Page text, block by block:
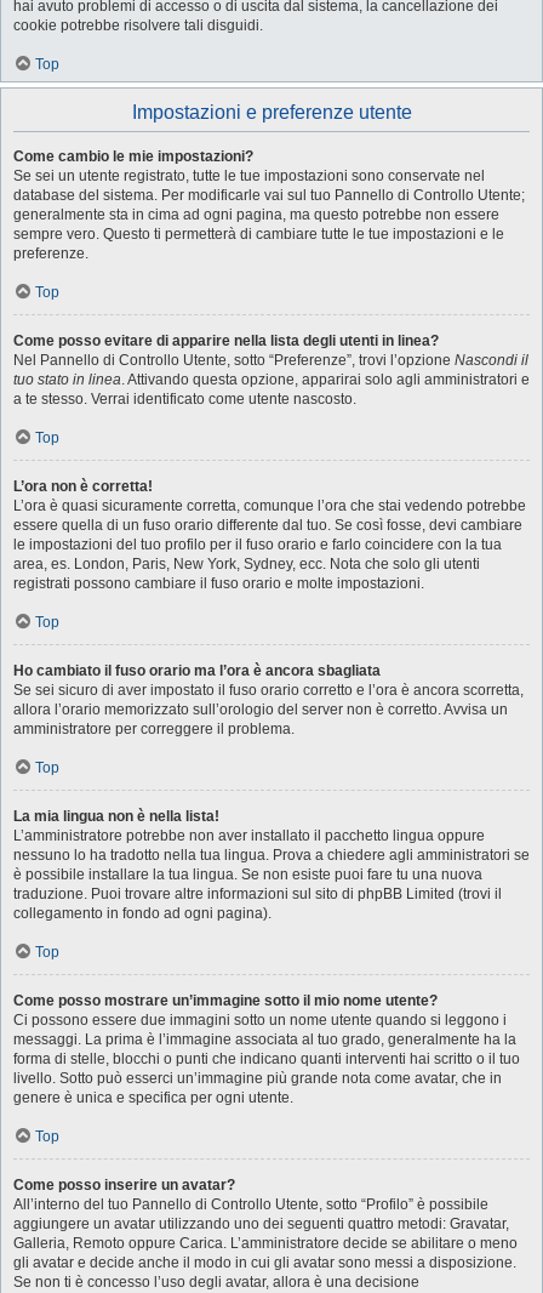
hai avuto problemi di accesso o di uscita dal sistema, la cancellazione dei
cookie potrebbe risolvere tali disguidi.
Top
Impostazioni e preferenze utente
Come cambio le mie impostazioni?
Se sei un utente registrato, tutte le tue impostazioni sono conservate nel
database del sistema. Per modificarle vai sul tuo Pannello di Controllo Utente;
generalmente sta in cima ad ogni pagina, ma questo potrebbe non essere
sempre vero. Questo ti permetterà di cambiare tutte le tue impostazioni e le
preferenze.
Top
Come posso evitare di apparire nella lista degli utenti in linea?
Nel Pannello di Controllo Utente, sotto “Preferenze”, trovi l’opzione Nascondi il
tuo stato in linea. Attivando questa opzione, apparirai solo agli amministratori e
a te stesso. Verrai identificato come utente nascosto.
Top
L’ora non è corretta!
L’ora è quasi sicuramente corretta, comunque l’ora che stai vedendo potrebbe
essere quella di un fuso orario differente dal tuo. Se così fosse, devi cambiare
le impostazioni del tuo profilo per il fuso orario e farlo coincidere con la tua
area, es. London, Paris, New York, Sydney, ecc. Nota che solo gli utenti
registrati possono cambiare il fuso orario e molte impostazioni.
Top
Ho cambiato il fuso orario ma l’ora è ancora sbagliata
Se sei sicuro di aver impostato il fuso orario corretto e l’ora è ancora scorretta,
allora l’orario memorizzato sull’orologio del server non è corretto. Avvisa un
amministratore per correggere il problema.
Top
La mia lingua non è nella lista!
L’amministratore potrebbe non aver installato il pacchetto lingua oppure
nessuno lo ha tradotto nella tua lingua. Prova a chiedere agli amministratori se
è possibile installare la tua lingua. Se non esiste puoi fare tu una nuova
traduzione. Puoi trovare altre informazioni sul sito di phpBB Limited (trovi il
collegamento in fondo ad ogni pagina).
Top
Come posso mostrare un’immagine sotto il mio nome utente?
Ci possono essere due immagini sotto un nome utente quando si leggono i
messaggi. La prima è l’immagine associata al tuo grado, generalmente ha la
forma di stelle, blocchi o punti che indicano quanti interventi hai scritto o il tuo
livello. Sotto può esserci un’immagine più grande nota come avatar, che in
genere è unica e specifica per ogni utente.
Top
Come posso inserire un avatar?
All’interno del tuo Pannello di Controllo Utente, sotto “Profilo” è possibile
aggiungere un avatar utilizzando uno dei seguenti quattro metodi: Gravatar,
Galleria, Remoto oppure Carica. L’amministratore decide se abilitare o meno
gli avatar e decide anche il modo in cui gli avatar sono messi a disposizione.
Se non ti è concesso l’uso degli avatar, allora è una decisione